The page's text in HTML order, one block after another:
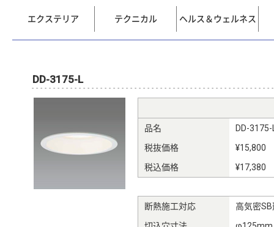
エクステリア テクニカル ヘルス＆ウェルネス
DD-3175-L
品名
DD-3175-
税抜価格
¥15,800
税込価格
¥17,380
断熱施工対応
高気密SB